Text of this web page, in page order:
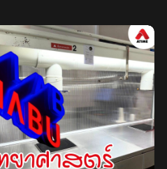
น 3 หลีกหนีความวุ่นวาย แล้วไปนั่ง
ากาศสุดชิล ภายในบ้านหลังสีขาว
งอย่างน่ารัก ให้ความรู้สึกเหมือนนั่ง
งอ่านหนังสือ จิบกาแฟเพลินๆ ได้เลย
านมีทั้งเครื่องดื่มและขนมให้เลือกเพียบ
ที่ร้านทำเองด้วยนะ ถ้ามาแล้วอย่า
นะนำเลยใครผ่านมาแถวย่านโชคชัย4
อยใจ ลองแวะมาที่ "Mana.Chujai"
รู้จักความผ่อนคลายที่แท้จริง ร้านเปิด
น. - 17.00 น.